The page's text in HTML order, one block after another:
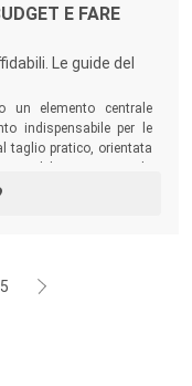
E FARE
Le guide del
elemento centrale
indispensabile per le
taglio pratico, orientata
tutto ciò che è
ed esaminare budget e
5